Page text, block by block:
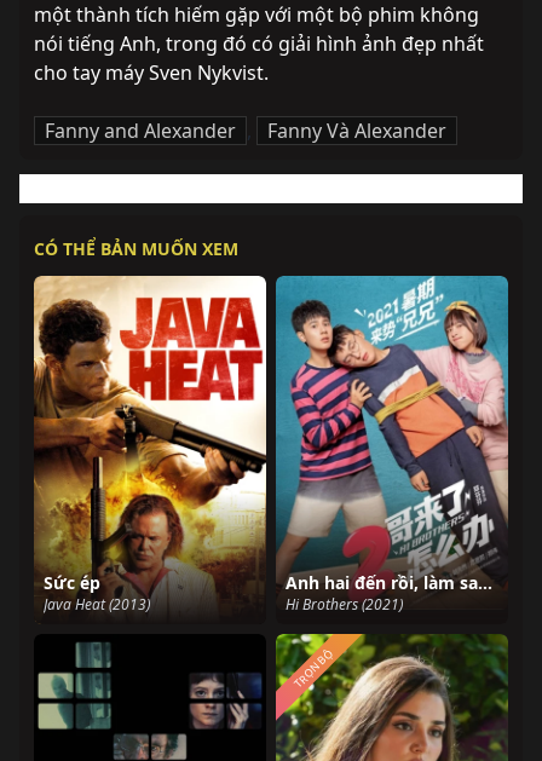
một thành tích hiếm gặp với một bộ phim không
nói tiếng Anh, trong đó có giải hình ảnh đẹp nhất
cho tay máy Sven Nykvist.
Fanny and Alexander , Fanny Và Alexander
CÓ THỂ BẢN MUỐN XEM
Sức ép
Java Heat (2013)
Anh hai đến rồi, làm sao đây
Hi Brothers (2021)
TRỌN BỘ